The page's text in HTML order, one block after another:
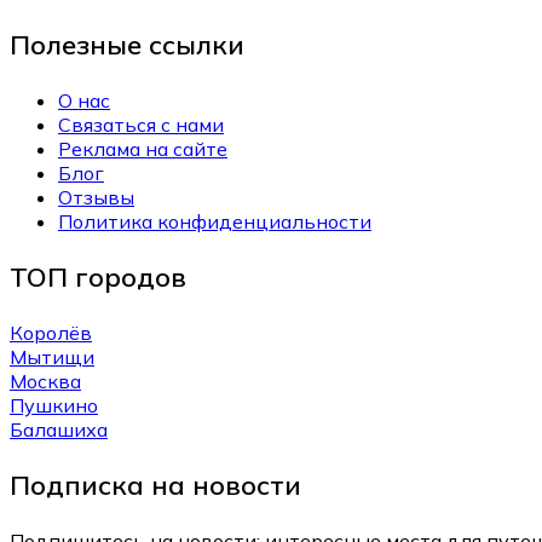
Полезные ссылки
О нас
Связаться с нами
Реклама на сайте
Блог
Отзывы
Политика конфиденциальности
ТОП городов
Королёв
Мытищи
Москва
Пушкино
Балашиха
Подписка на новости